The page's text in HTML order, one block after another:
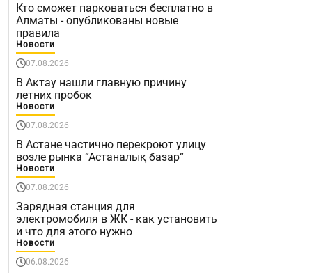
Кто сможет парковаться бесплатно в
Алматы - опубликованы новые
правила
Новости
07.08.2026
В Актау нашли главную причину
летних пробок
Новости
07.08.2026
В Астане частично перекроют улицу
возле рынка “Астаналық базар“
Новости
07.08.2026
Зарядная станция для
электромобиля в ЖК - как установить
и что для этого нужно
Новости
06.08.2026